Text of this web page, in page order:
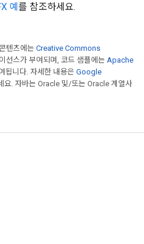
예 를 참조하세요.
텐츠에는 Creative Commons
선스가 부여되며, 코드 샘플에는 Apache
됩니다. 자세한 내용은 Google
요. 자바는 Oracle 및/또는 Oracle 계열사